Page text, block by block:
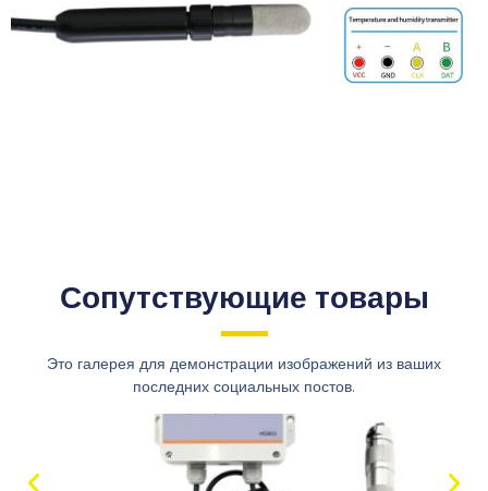
Сопутствующие товары
Это галерея для демонстрации изображений из ваших
последних социальных постов.